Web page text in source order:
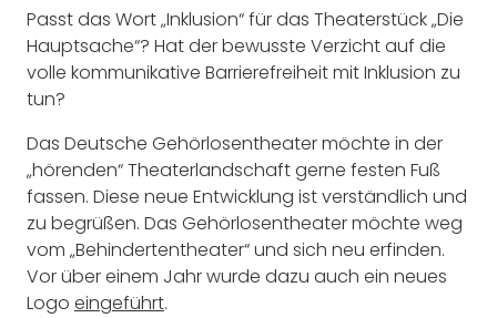
Passt das Wort „Inklusion“ für das Theaterstück „Die
Hauptsache“? Hat der bewusste Verzicht auf die
volle kommunikative Barrierefreiheit mit Inklusion zu
tun?
Das Deutsche Gehörlosentheater möchte in der
„hörenden“ Theaterlandschaft gerne festen Fuß
fassen. Diese neue Entwicklung ist verständlich und
zu begrüßen. Das Gehörlosentheater möchte weg
vom „Behindertentheater“ und sich neu erfinden.
Vor über einem Jahr wurde dazu auch ein neues
Logo eingeführt.